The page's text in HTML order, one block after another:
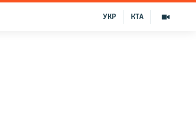
КТА
УКР